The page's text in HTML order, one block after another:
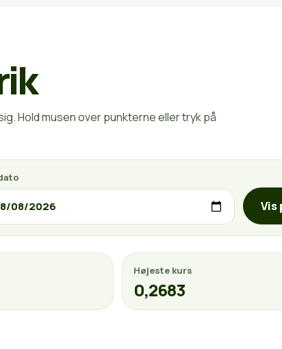
Hold musen over punkterne eller tryk på
Vis
Højeste kurs
0,2683